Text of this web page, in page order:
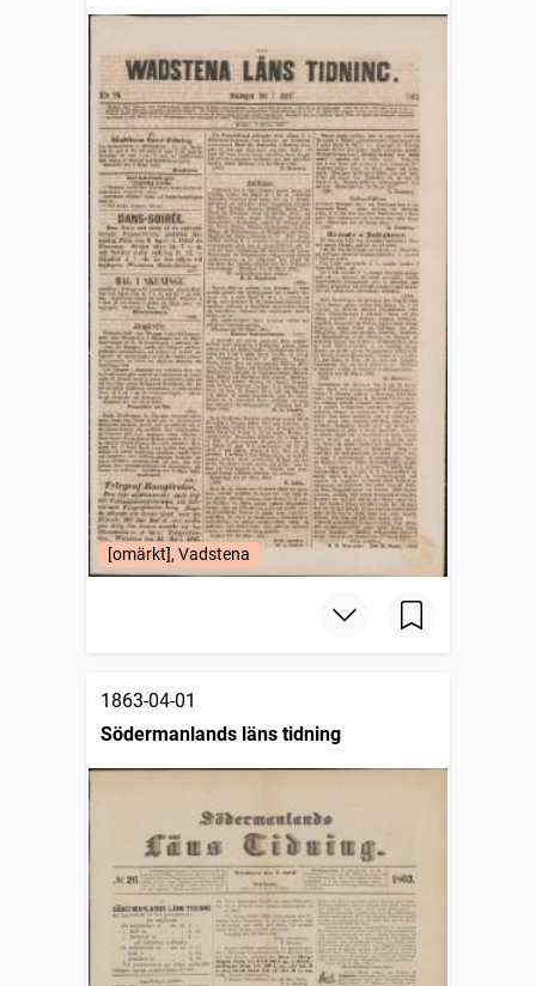
[omärkt], Vadstena
1863-04-01
Södermanlands läns tidning